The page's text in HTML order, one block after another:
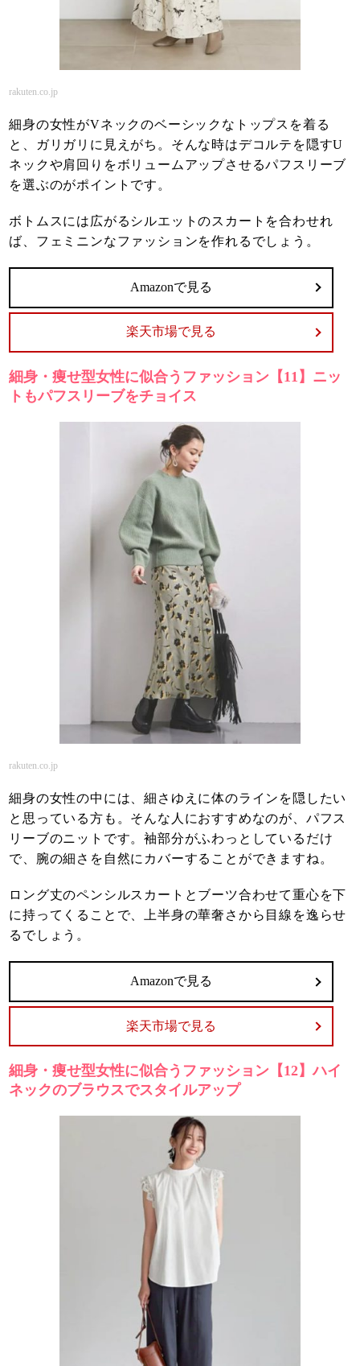
rakuten.co.jp
細身の女性がVネックのベーシックなトップスを着る
と、ガリガリに見えがち。そんな時はデコルテを隠すU
ネックや肩回りをボリュームアップさせるパフスリーブ
を選ぶのがポイントです。
ボトムスには広がるシルエットのスカートを合わせれ
ば、フェミニンなファッションを作れるでしょう。
Amazonで見る
楽天市場で見る
細身・痩せ型女性に似合うファッション【11】ニッ
トもパフスリーブをチョイス
rakuten.co.jp
細身の女性の中には、細さゆえに体のラインを隠したい
と思っている方も。そんな人におすすめなのが、パフス
リーブのニットです。袖部分がふわっとしているだけ
で、腕の細さを自然にカバーすることができますね。
ロング丈のペンシルスカートとブーツ合わせて重心を下
に持ってくることで、上半身の華奢さから目線を逸らせ
るでしょう。
Amazonで見る
楽天市場で見る
細身・痩せ型女性に似合うファッション【12】ハイ
ネックのブラウスでスタイルアップ